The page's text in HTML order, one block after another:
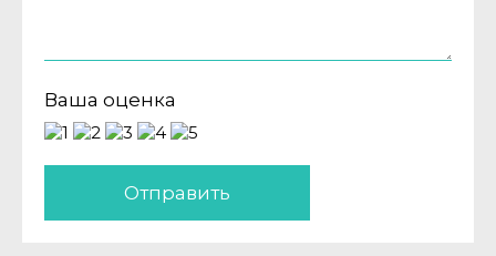
Ваша оценка
Отправить